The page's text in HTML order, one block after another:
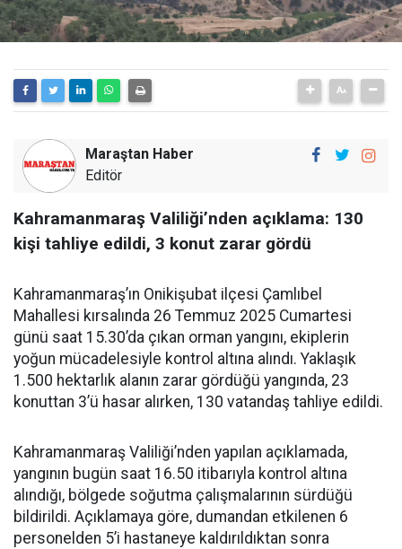
Maraştan Haber
Editör
Kahramanmaraş Valiliği’nden açıklama: 130
kişi tahliye edildi, 3 konut zarar gördü
Kahramanmaraş’ın Onikişubat ilçesi Çamlıbel
Mahallesi kırsalında 26 Temmuz 2025 Cumartesi
günü saat 15.30’da çıkan orman yangını, ekiplerin
yoğun mücadelesiyle kontrol altına alındı. Yaklaşık
1.500 hektarlık alanın zarar gördüğü yangında, 23
konuttan 3’ü hasar alırken, 130 vatandaş tahliye edildi.
Kahramanmaraş Valiliği’nden yapılan açıklamada,
yangının bugün saat 16.50 itibarıyla kontrol altına
alındığı, bölgede soğutma çalışmalarının sürdüğü
bildirildi. Açıklamaya göre, dumandan etkilenen 6
personelden 5’i hastaneye kaldırıldıktan sonra